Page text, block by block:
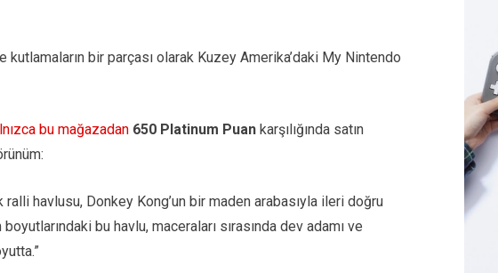
bir parçası olarak Kuzey Amerika’daki My Nintendo
bu mağazadan 650 Platinum Puan karşılığında satın
ralli havlusu, Donkey Kong’un bir maden arabasıyla ileri doğru
bu havlu, maceraları sırasında dev adamı ve